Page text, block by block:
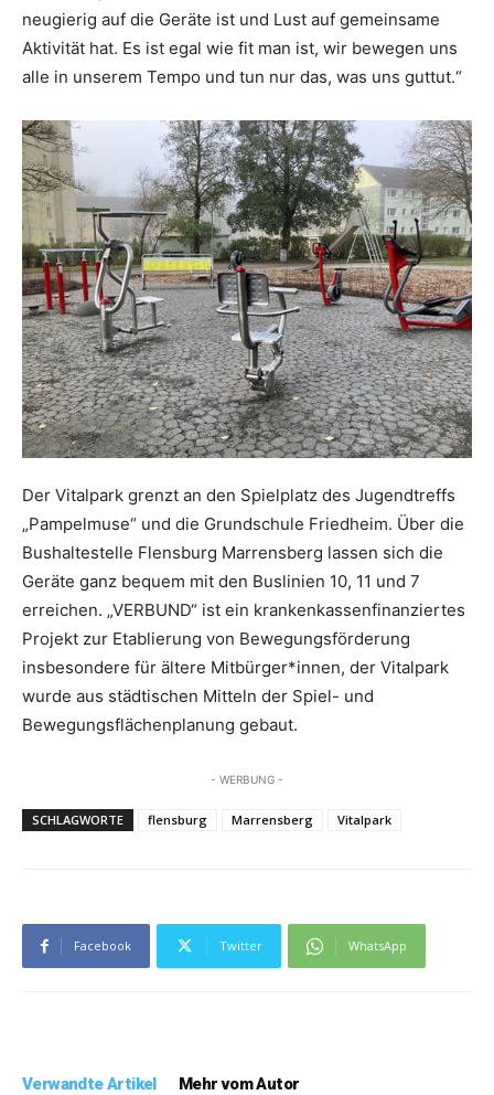
neugierig auf die Geräte ist und Lust auf gemeinsame
Aktivität hat. Es ist egal wie fit man ist, wir bewegen uns
alle in unserem Tempo und tun nur das, was uns guttut.“
Der Vitalpark grenzt an den Spielplatz des Jugendtreffs
„Pampelmuse“ und die Grundschule Friedheim. Über die
Bushaltestelle Flensburg Marrensberg lassen sich die
Geräte ganz bequem mit den Buslinien 10, 11 und 7
erreichen. „VERBUND“ ist ein krankenkassenfinanziertes
Projekt zur Etablierung von Bewegungsförderung
insbesondere für ältere Mitbürger*innen, der Vitalpark
wurde aus städtischen Mitteln der Spiel- und
Bewegungsflächenplanung gebaut.
- WERBUNG -
SCHLAGWORTE flensburg Marrensberg Vitalpark
Facebook Twitter WhatsApp
Verwandte Artikel Mehr vom Autor